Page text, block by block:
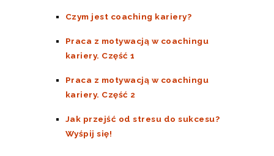
Czym jest coaching kariery?
Praca z motywacją w coachingu
kariery. Część 1
Praca z motywacją w coachingu
kariery. Część 2
Jak przejść od stresu do sukcesu?
Wyśpij się!